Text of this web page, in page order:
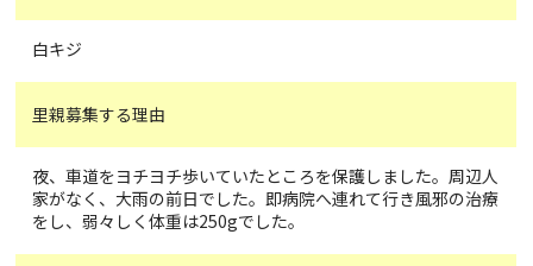
白キジ
里親募集する理由
夜、車道をヨチヨチ歩いていたところを保護しました。周辺人
家がなく、大雨の前日でした。即病院へ連れて行き風邪の治療
をし、弱々しく体重は250gでした。